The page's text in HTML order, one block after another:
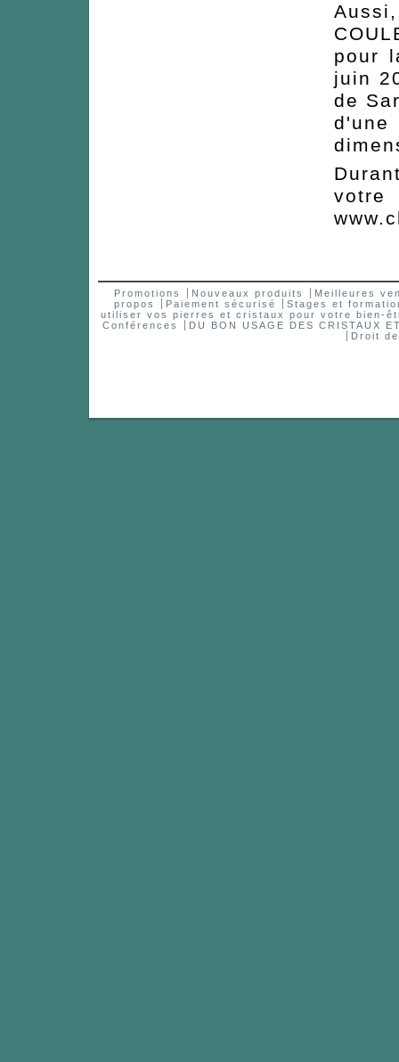
pour
juin
de
votre
Promotions Nouveaux produits
Meilleures
propos
Paiement sécurisé
Stages et
utiliser vos pierres et cristaux pour votre bien-
Conférences
DU BON USAGE DES CRISTAUX
Droit